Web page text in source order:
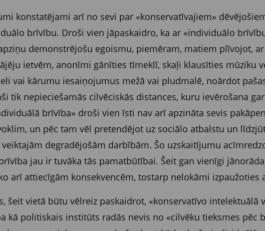
konstatējami arī no sevi par «konservatīvajiem»
brīvību. Droši vien jāpaskaidro, ka ar «individuālo
demonstrējošu egoismu, piemēram, matiem plīvojot,
ietvēm, anonīmi gānīties tīmeklī, skaļi klausīties mūziku
vai kārumu iesaiņojumus mežā vai pludmalē, noārdot
tik nepieciešamās cilvēciskās distances, kuru ievērošana
brīvība» droši vien īsti nav arī apzināta sevis
un pēc tam vēl pretendējot uz sociālo atbalstu un
degradējošām darbībām. Šo uzskaitījumu
jau ir tuvāka tās pamatbūtībai. Šeit gan vienīgi
arī attiecīgām konsekvencēm, tostarp nelokāmi izpaužoties
šeit vietā būtu vēlreiz paskaidrot, «konservatīvo
kā politiskais institūts radās nevis no «cilvēku tieksmes pēc